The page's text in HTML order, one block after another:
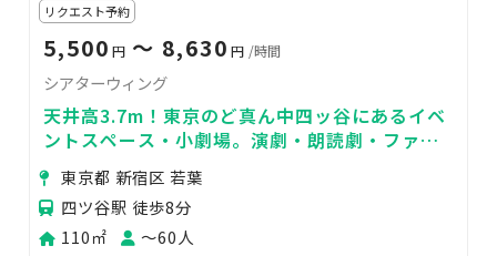
リクエスト予約
5,500 円 〜 8,630 円 /時間
シアターウィング
天井高3.7m！東京のど真ん中四ッ谷にあるイベ
ントスペース・小劇場。演劇・朗読劇・ファン
イベント・撮影・交流会に
東京都 新宿区 若葉
四ツ谷駅 徒歩8分
110㎡
〜60人